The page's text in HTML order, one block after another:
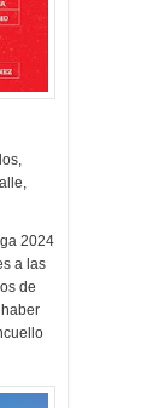
,
,
2024
a las
de